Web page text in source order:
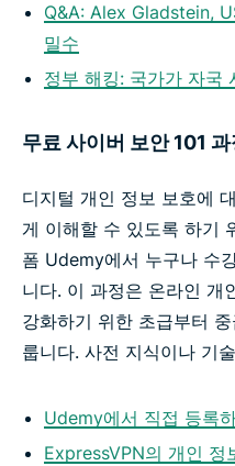
Q&A: Alex Gladstein,
밀수
정부 해킹: 국가가 자국
무료 사이버 보안 101 과
디지털 개인 정보 보호에
게 이해할 수 있도록 하기
폼 Udemy에서 누구나 수
니다. 이 과정은 온라인 개
강화하기 위한 초급부터
룹니다. 사전 지식이나 기
Udemy에서 직접 등록
ExpressVPN의 개인 정